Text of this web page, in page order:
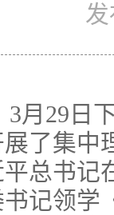
3月29日
展了集中
平总书记
书记领学